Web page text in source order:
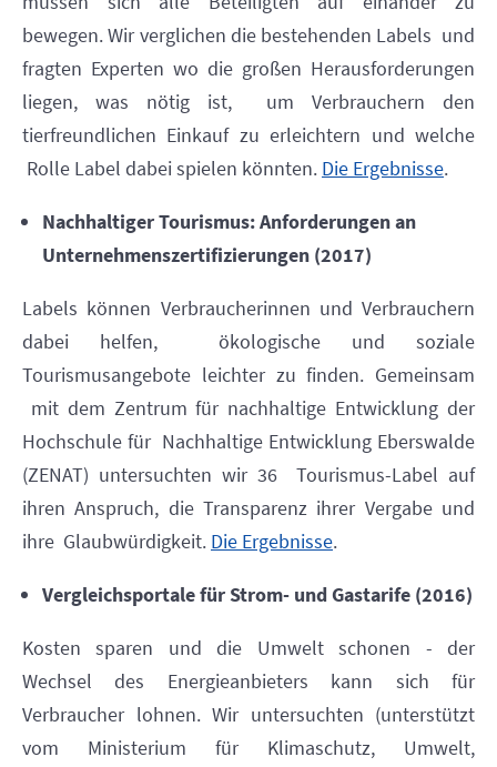
bewegen. Wir verglichen die bestehenden Labels und
fragten Experten wo die großen Herausforderungen
liegen, was nötig ist,
um Verbrauchern den
tierfreundlichen Einkauf zu erleichtern und welche
Rolle Label dabei spielen könnten. Die Ergebnisse.
Nachhaltiger Tourismus: Anforderungen an
Unternehmenszertifizierungen (2017)
Labels können Verbraucherinnen und Verbrauchern
dabei helfen,
ökologische und soziale
Tourismusangebote leichter zu finden. Gemeinsam
mit dem Zentrum für nachhaltige Entwicklung der
Hochschule für Nachhaltige Entwicklung Eberswalde
(ZENAT) untersuchten wir 36
Tourismus-Label auf
ihren Anspruch, die Transparenz ihrer Vergabe und
ihre Glaubwürdigkeit. Die Ergebnisse.
Vergleichsportale für Strom- und Gastarife (2016)
Kosten sparen und die Umwelt schonen - der
Wechsel des Energieanbieters kann sich für
Verbraucher lohnen. Wir untersuchten (unterstützt
vom Ministerium für Klimaschutz, Umwelt,